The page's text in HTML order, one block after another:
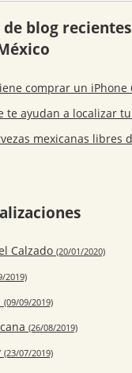
blog
comprar un iPhone
te ayudan a localizar
mexicanas libres
Calzado (20/01/2020)
2019)
(09/09/2019)
(26/08/2019)
(23/07/2019)